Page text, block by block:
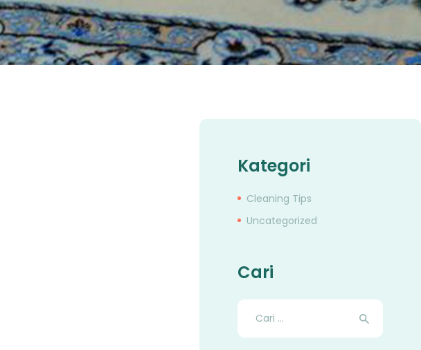
Kategori
Cleaning Tips
Uncategorized
Cari
Cari
untuk: